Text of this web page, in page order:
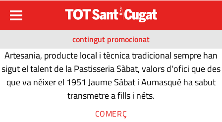
contingut promocionat
Artesania, producte local i tècnica tradicional sempre han
sigut el talent de la Pastisseria Sàbat, valors d'ofici que des
que va néixer el 1951 Jaume Sàbat i Aumasquè ha sabut
transmetre a fills i néts.
COMERÇ